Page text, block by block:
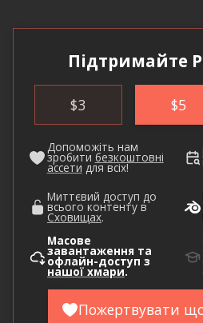
Підтримайте
$3 $5
Допоможіть нам
зробити безкоштовні
ассети для всіх!
Миттєвий доступ до
всього контенту в
Сховищах.
Масове
завантаження та
офлайн-доступ з
нашої хмари.
Пожертвувати